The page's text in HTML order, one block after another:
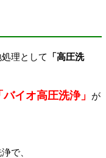
理として
「高圧洗
バイオ高圧洗浄」
が
で、